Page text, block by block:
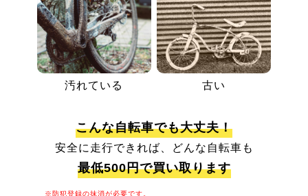
汚れている 古い
こんな自転車でも大丈夫！
安全に走行できれば、どんな自転車も
最低500円で買い取ります
※防犯登録の抹消が必要です。